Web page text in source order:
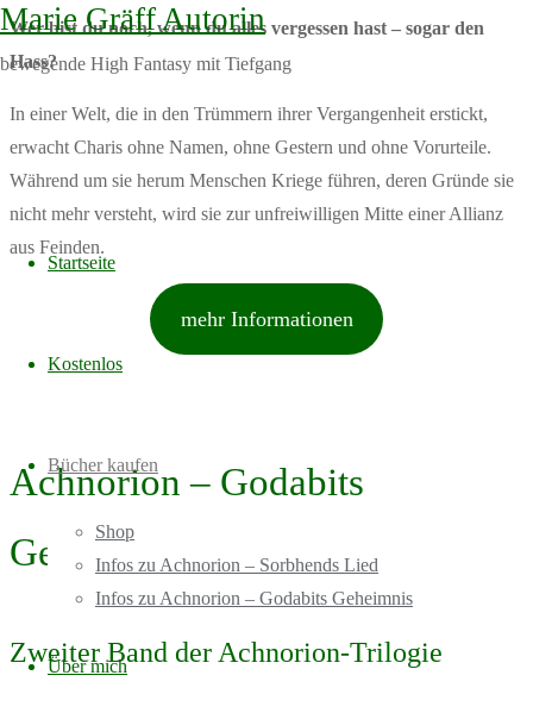
Marie Gräff Autorin
bewegende High Fantasy mit Tiefgang
Skip
to
Startseite
Kostenlos
Bücher kaufen
Shop
Infos zu Achnorion – Sorbhends Lied
Infos zu Achnorion – Godabits Geheimnis
Über mich
Wer bist du noch, wenn du alles vergessen hast – sogar den
Hass?
In einer Welt, die in den Trümmern ihrer Vergangenheit erstickt,
erwacht Charis ohne Namen, ohne Gestern und ohne Vorurteile.
Während um sie herum Menschen Kriege führen, deren Gründe sie
nicht mehr versteht, wird sie zur unfreiwilligen Mitte einer Allianz
aus Feinden.
mehr Informationen
Achnorion – Godabits
Geheimnis
Zweiter Band der Achnorion-Trilogie